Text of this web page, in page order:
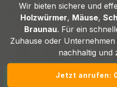
Wir bieten sichere und
Holzwürmer, Mäuse,
Braunau. Für ein
Zuhause oder
nachhaltig und
Jetzt anrufen: